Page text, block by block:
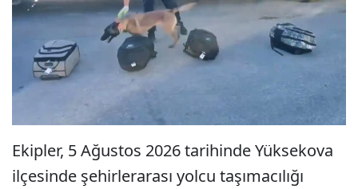
Ekipler, 5 Ağustos 2026 tarihinde Yüksekova
ilçesinde şehirlerarası yolcu taşımacılığı